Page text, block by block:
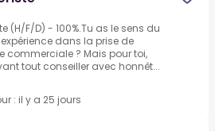
(H/F/D) - 100%.Tu as le sens du
dans la prise de
commerciale ? Mais pour toi,
tout conseiller avec honnêt...
: il y a 25 jours